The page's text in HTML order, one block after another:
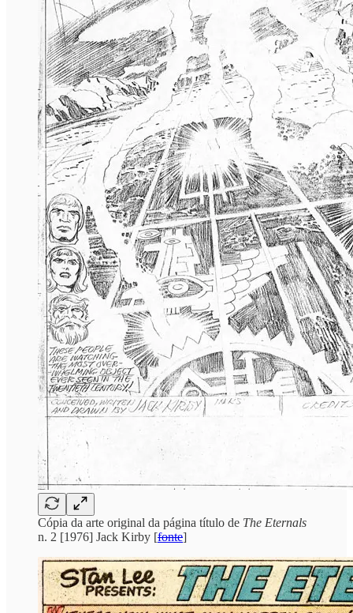
Cópia da arte original da página título de The Eternals
n. 2 [1976] Jack Kirby [fonte]